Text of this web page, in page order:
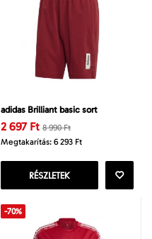
adidas Brilliant basic sort
2 697 Ft 8 990 Ft
Megtakarítás: 6 293 Ft
RÉSZLETEK
-70%